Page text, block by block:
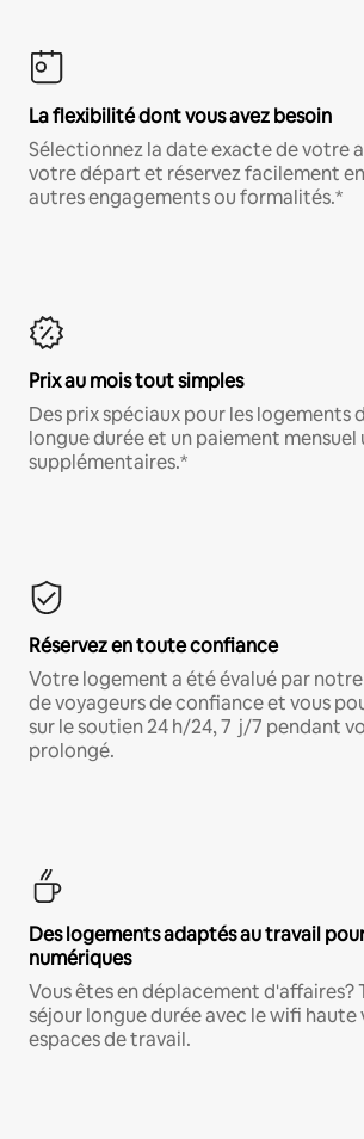
La flexibilité dont vous avez besoin
Sélectionnez la date exacte de votre
votre départ et réservez facilement
autres engagements ou formalités.*
Prix au mois tout simples
Des prix spéciaux pour les logements
longue durée et un paiement mensuel
supplémentaires.*
Réservez en toute confiance
Votre logement a été évalué par
de voyageurs de confiance et vous
sur le soutien 24 h/24, 7 j/7 pendant
prolongé.
Des logements adaptés au travail
numériques
Vous êtes en déplacement d'affaires?
séjour longue durée avec le wifi haute
espaces de travail.